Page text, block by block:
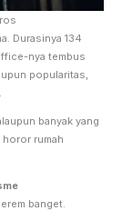
Durasinya 134
nya tembus
popularitas,
banyak yang
horor rumah
banget.